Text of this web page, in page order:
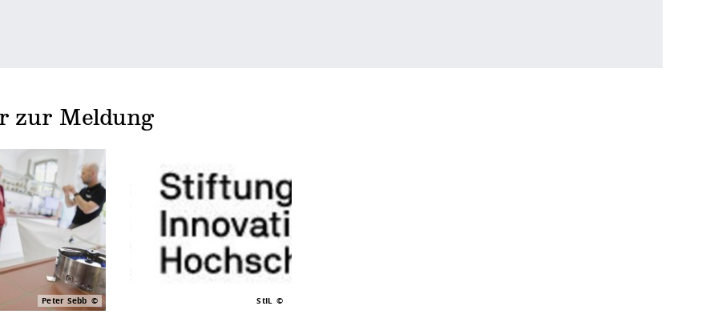
zur Meldung
Peter Sebb StIL